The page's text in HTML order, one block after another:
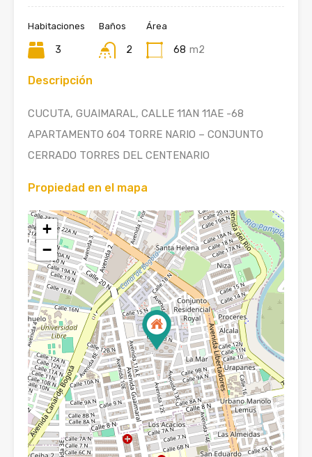
Habitaciones
3
Baños
2
Área
68 m2
Descripción
CUCUTA, GUAIMARAL, CALLE 11AN 11AE -68
APARTAMENTO 604 TORRE NARIO – CONJUNTO
CERRADO TORRES DEL CENTENARIO
Propiedad en el mapa
+
−